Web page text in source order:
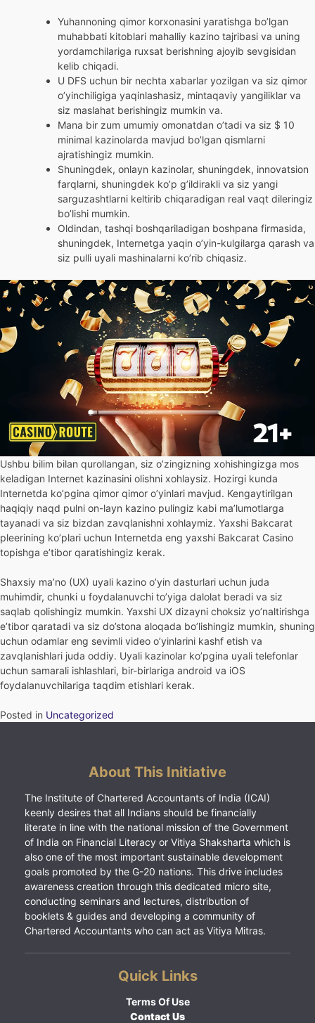
Yuhannoning qimor korxonasini yaratishga bo’lgan
muhabbati kitoblari mahalliy kazino tajribasi va uning
yordamchilariga ruxsat berishning ajoyib sevgisidan
kelib chiqadi.
U DFS uchun bir nechta xabarlar yozilgan va siz qimor
o’yinchiligiga yaqinlashasiz, mintaqaviy yangiliklar va
siz maslahat berishingiz mumkin va.
Mana bir zum umumiy omonatdan o’tadi va siz $ 10
minimal kazinolarda mavjud bo’lgan qismlarni
ajratishingiz mumkin.
Shuningdek, onlayn kazinolar, shuningdek, innovatsion
farqlarni, shuningdek ko’p g’ildirakli va siz yangi
sarguzashtlarni keltirib chiqaradigan real vaqt dileringiz
bo’lishi mumkin.
Oldindan, tashqi boshqariladigan boshpana firmasida,
shuningdek, Internetga yaqin o’yin-kulgilarga qarash va
siz pulli uyali mashinalarni ko’rib chiqasiz.
Ushbu bilim bilan qurollangan, siz o’zingizning xohishingizga mos
keladigan Internet kazinasini olishni xohlaysiz. Hozirgi kunda
Internetda ko’pgina qimor qimor o’yinlari mavjud. Kengaytirilgan
haqiqiy naqd pulni on-layn kazino pulingiz kabi ma’lumotlarga
tayanadi va siz bizdan zavqlanishni xohlaymiz. Yaxshi Bakcarat
pleerining ko’plari uchun Internetda eng yaxshi Bakcarat Casino
topishga e’tibor qaratishingiz kerak.
Shaxsiy ma’no (UX) uyali kazino o’yin dasturlari uchun juda
muhimdir, chunki u foydalanuvchi to’yiga dalolat beradi va siz
saqlab qolishingiz mumkin. Yaxshi UX dizayni choksiz yo’naltirishga
e’tibor qaratadi va siz do’stona aloqada bo’lishingiz mumkin, shuning
uchun odamlar eng sevimli video o’yinlarini kashf etish va
zavqlanishlari juda oddiy. Uyali kazinolar ko’pgina uyali telefonlar
uchun samarali ishlashlari, bir-birlariga android va iOS
foydalanuvchilariga taqdim etishlari kerak.
Posted in Uncategorized
About This Initiative
The Institute of Chartered Accountants of India (ICAI)
keenly desires that all Indians should be financially
literate in line with the national mission of the Government
of India on Financial Literacy or Vitiya Shaksharta which is
also one of the most important sustainable development
goals promoted by the G-20 nations. This drive includes
awareness creation through this dedicated micro site,
conducting seminars and lectures, distribution of
booklets & guides and developing a community of
Chartered Accountants who can act as Vitiya Mitras.
Quick Links
Terms Of Use
Contact Us